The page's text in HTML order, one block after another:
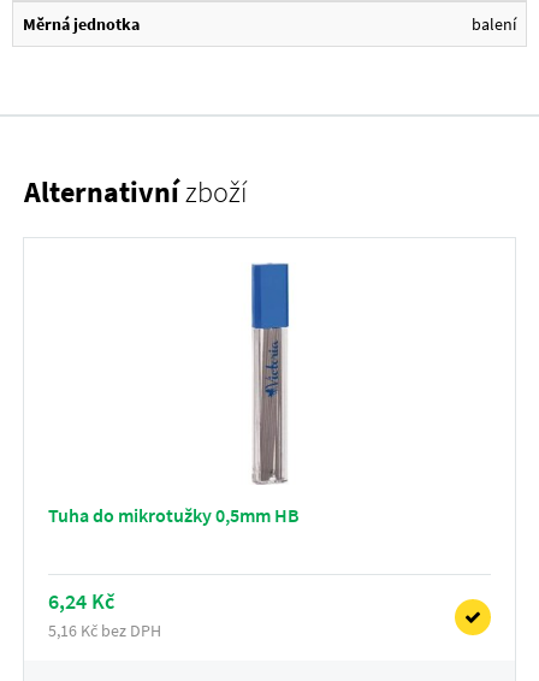
Měrná jednotka balení
Alternativnízboží
Tuha do mikrotužky 0,5mm HB
6,24 Kč
5,16 Kč bez DPH